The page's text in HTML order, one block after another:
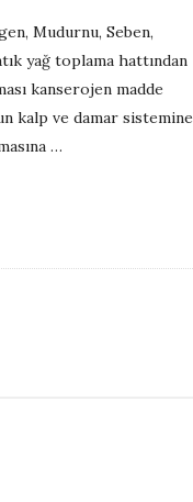
Mudurnu, Seben,
yağ toplama hattından
kanserojen madde
kalp ve damar sistemine
…